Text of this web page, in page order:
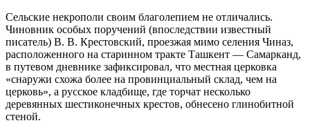
Сельские некрополи своим благолепием не отличались.
Чиновник особых поручений (впоследствии известный
писатель) В. В. Крестовский, проезжая мимо селения Чиназ,
расположенного на старинном тракте Ташкент — Самарканд,
в путевом дневнике зафиксировал, что местная церковка
«снаружи схожа более на провинциальный склад, чем на
церковь», а русское кладбище, где торчат несколько
деревянных шестиконечных крестов, обнесено глинобитной
стеной.